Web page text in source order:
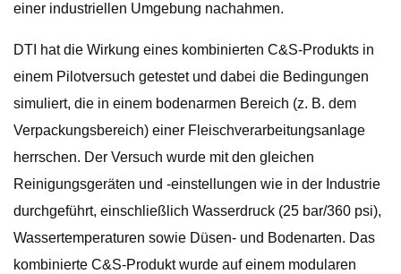
einer industriellen Umgebung nachahmen.
DTI hat die Wirkung eines kombinierten C&S-Produkts in
einem Pilotversuch getestet und dabei die Bedingungen
simuliert, die in einem bodenarmen Bereich (z. B. dem
Verpackungsbereich) einer Fleischverarbeitungsanlage
herrschen. Der Versuch wurde mit den gleichen
Reinigungsgeräten und -einstellungen wie in der Industrie
durchgeführt, einschließlich Wasserdruck (25 bar/360 psi),
Wassertemperaturen sowie Düsen- und Bodenarten. Das
kombinierte C&S-Produkt wurde auf einem modularen